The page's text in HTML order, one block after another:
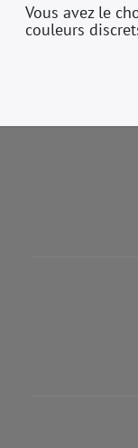
Vous avez le
couleurs